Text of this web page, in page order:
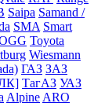
Saipa Samand /
SMA Smart
Toyota
Wiesmann
ГАЗ ЗАЗ
ТагАЗ УАЗ
Alpine ARO